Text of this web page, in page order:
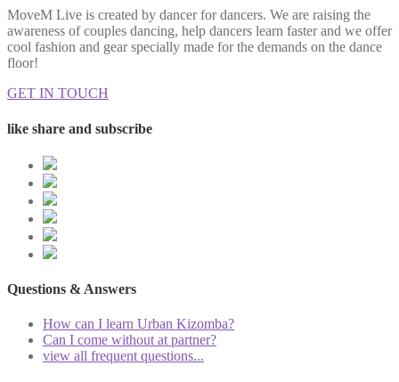
MoveM Live is created by dancer for dancers. We are raising the
awareness of couples dancing, help dancers learn faster and we offer
cool fashion and gear specially made for the demands on the dance
floor!
GET IN TOUCH
like share and subscribe
Questions & Answers
How can I learn Urban Kizomba?
Can I come without at partner?
view all frequent questions...